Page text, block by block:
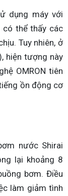
dụng máy với
có thể thấy các
Tuy nhiên, ở
hiện tượng này
OMRON tiên
ồn động cơ
nước Shirai
lại khoảng 8
bơm. Điều
làm giảm tình